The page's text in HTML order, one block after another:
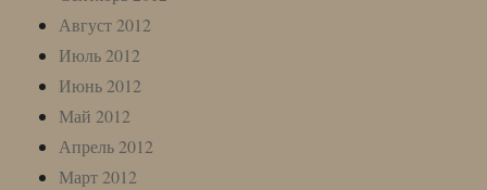
Август 2012
Июль 2012
Июнь 2012
Май 2012
Апрель 2012
Март 2012